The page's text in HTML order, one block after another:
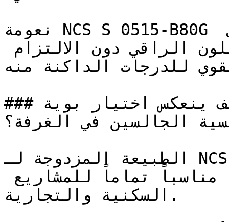
نعومة NCS S 0515-B80G تجعل من السهل تطبيقه على
للدرجات الداكنة منه.
### كيف ينعكس اختيار بوية NCS S 0515-B80G على
الجالسين في الغرفة؟
الطبيعة المزدوجة لـ NCS S 0515-B80G — حيث يُنشِّط
السكنية والتجارية.